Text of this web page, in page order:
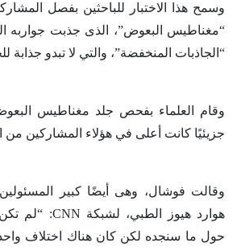
وسمح هذا الاختبار للباحثين بفصل
“مغناطيس البعوض”، الذى جذبت جواربه
“الجاذبات المنخفضة”، والتي لا تبدو جذابة
جزيئيًا كانت أعلى في هؤلاء المشاركين من
وقالت فوشال، وهى أيضًا كبير
هوارد هيوز الطبي، لشبكة CNN: “لم تكن
حول ما سنجده لكن كان هناك اختلاف